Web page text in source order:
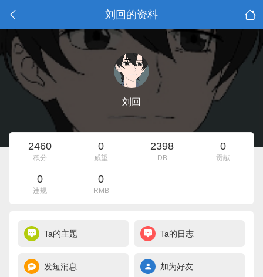
刘回的资料
刘回
2460
积分
0
威望
2398
DB
0
贡献
0
违规
0
RMB
Ta的主题 Ta的日志
发短消息 加为好友